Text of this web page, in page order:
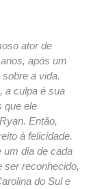
ator de
após um
a vida.
a culpa é sua
que ele
Então,
à felicidade.
um dia de cada
ser reconhecido,
do Sul e